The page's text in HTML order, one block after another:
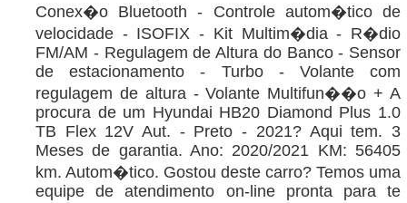
Conex�o Bluetooth - Controle autom�tico de
velocidade - ISOFIX - Kit Multim�dia - R�dio
FM/AM - Regulagem de Altura do Banco - Sensor
de estacionamento - Turbo - Volante com
regulagem de altura - Volante Multifun��o + A
procura de um Hyundai HB20 Diamond Plus 1.0
TB Flex 12V Aut. - Preto - 2021? Aqui tem. 3
Meses de garantia. Ano: 2020/2021 KM: 56405
km. Autom�tico. Gostou deste carro? Temos uma
equipe de atendimento on-line pronta para te